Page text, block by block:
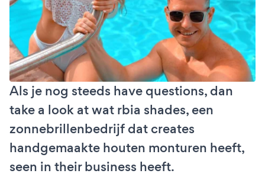
Als je nog steeds have questions, dan
take a look at wat rbia shades, een
zonnebrillenbedrijf dat creates
handgemaakte houten monturen heeft,
seen in their business heeft.